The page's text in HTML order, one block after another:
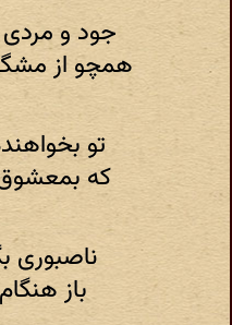
جود و
همچو از
تو
که
ناصبوری
باز